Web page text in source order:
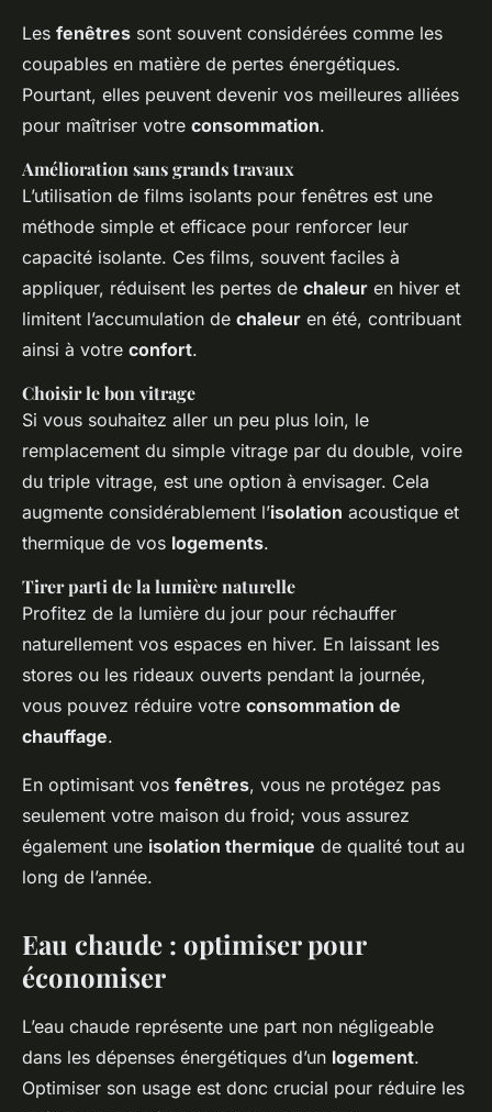
Les fenêtres sont souvent considérées comme les
coupables en matière de pertes énergétiques.
Pourtant, elles peuvent devenir vos meilleures alliées
pour maîtriser votre consommation.
Amélioration sans grands travaux
L’utilisation de films isolants pour fenêtres est une
méthode simple et efficace pour renforcer leur
capacité isolante. Ces films, souvent faciles à
appliquer, réduisent les pertes de chaleur en hiver et
limitent l’accumulation de chaleur en été, contribuant
ainsi à votre confort.
Choisir le bon vitrage
Si vous souhaitez aller un peu plus loin, le
remplacement du simple vitrage par du double, voire
du triple vitrage, est une option à envisager. Cela
augmente considérablement l’isolation acoustique et
thermique de vos logements.
Tirer parti de la lumière naturelle
Profitez de la lumière du jour pour réchauffer
naturellement vos espaces en hiver. En laissant les
stores ou les rideaux ouverts pendant la journée,
vous pouvez réduire votre consommation de
chauffage.
En optimisant vos fenêtres, vous ne protégez pas
seulement votre maison du froid; vous assurez
également une isolation thermique de qualité tout au
long de l’année.
Eau chaude : optimiser pour
économiser
L’eau chaude représente une part non négligeable
dans les dépenses énergétiques d’un logement.
Optimiser son usage est donc crucial pour réduire les